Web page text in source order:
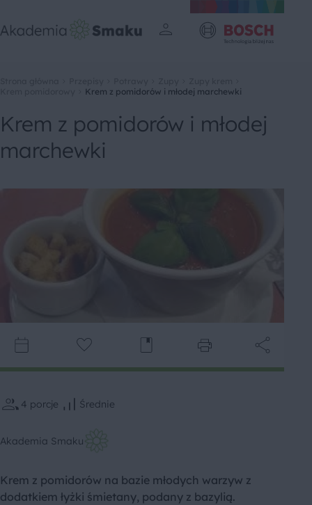
Krem z pomidorów i młodej marchewki
Krem z pomidorów i młodej
marchewki
4 porcje Średnie
Akademia Smaku
Krem z pomidorów na bazie młodych warzyw z
dodatkiem łyżki śmietany, podany z bazylią.